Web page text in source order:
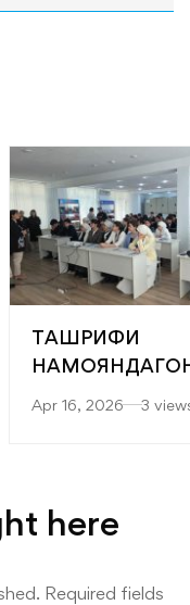
ТАШРИФИ
ФАКУЛТЕТҲОИ
РАҚАМИИ
Apr 16, 2026 3
here
Required fields